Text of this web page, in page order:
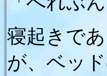
寝起きで
が、ベッ